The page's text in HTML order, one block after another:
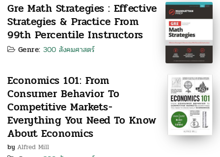
Gre Math Strategies : Effective
Strategies & Practice From
99th Percentile Instructors
Genre: 300 สังคมศาสตร์
Economics 101: From
Consumer Behavior To
Competitive Markets-
Everything You Need To Know
About Economics
by Alfred Mill